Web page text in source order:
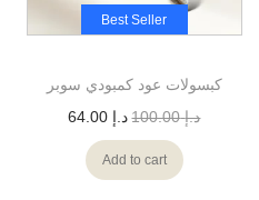
Best Seller
كبسولات عود كمبودي سوبر
د.إ100.00 د.إ
Add to cart